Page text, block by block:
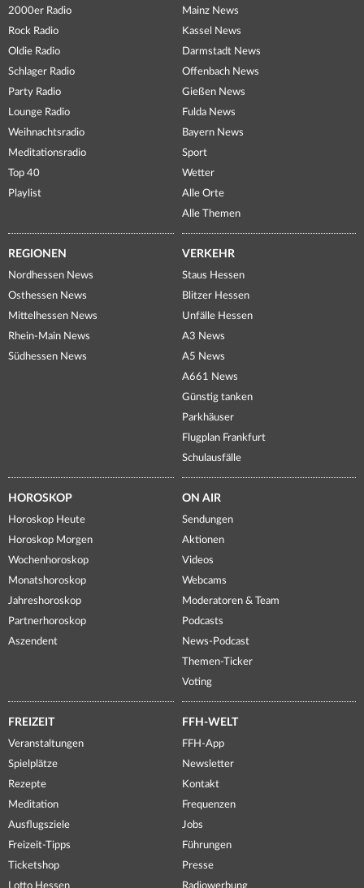
2000er Radio
Rock Radio
Oldie Radio
Schlager Radio
Party Radio
Lounge Radio
Weihnachtsradio
Meditationsradio
Top 40
Playlist
Mainz News
Kassel News
Darmstadt News
Offenbach News
Gießen News
Fulda News
Bayern News
Sport
Wetter
Alle Orte
Alle Themen
REGIONEN
Nordhessen News
Osthessen News
Mittelhessen News
Rhein-Main News
Südhessen News
VERKEHR
Staus Hessen
Blitzer Hessen
Unfälle Hessen
A3 News
A5 News
A661 News
Günstig tanken
Parkhäuser
Flugplan Frankfurt
Schulausfälle
HOROSKOP
Horoskop Heute
Horoskop Morgen
Wochenhoroskop
Monatshoroskop
Jahreshoroskop
Partnerhoroskop
Aszendent
ON AIR
Sendungen
Aktionen
Videos
Webcams
Moderatoren & Team
Podcasts
News-Podcast
Themen-Ticker
Voting
FREIZEIT
Veranstaltungen
Spielplätze
Rezepte
Meditation
Ausflugsziele
Freizeit-Tipps
Ticketshop
Lotto Hessen
FFH-WELT
FFH-App
Newsletter
Kontakt
Frequenzen
Jobs
Führungen
Presse
Radiowerbung